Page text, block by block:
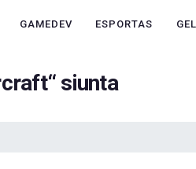
GAMEDEV ESPORTAS
siunta